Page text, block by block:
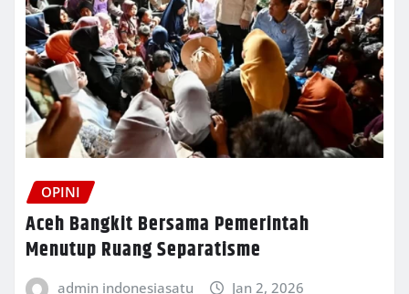
OPINI
Aceh Bangkit Bersama Pemerintah
Menutup Ruang Separatisme
admin indonesiasatu Jan 2, 2026